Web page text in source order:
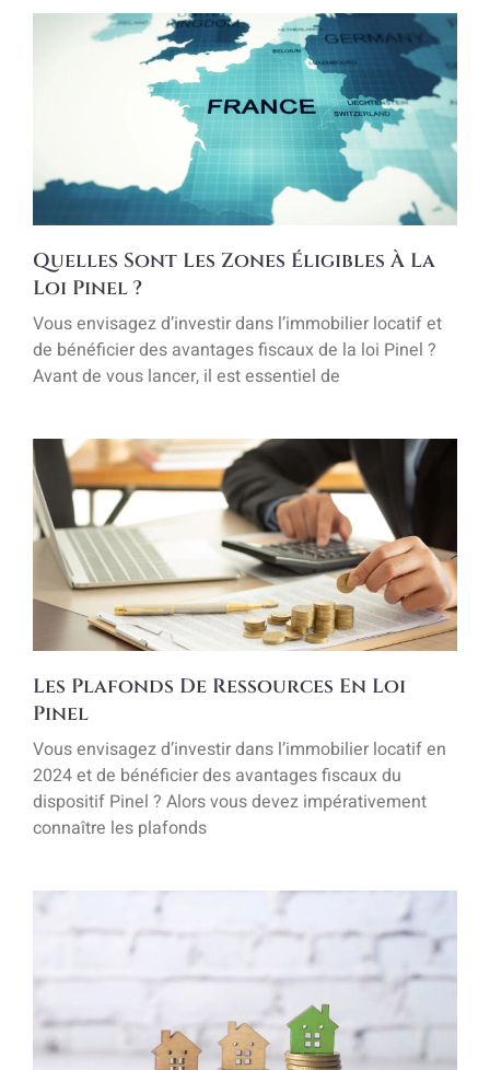
Quelles Sont Les Zones Éligibles À La
Loi Pinel ?
Vous envisagez d’investir dans l’immobilier locatif et
de bénéficier des avantages fiscaux de la loi Pinel ?
Avant de vous lancer, il est essentiel de
Les Plafonds De Ressources En Loi
Pinel
Vous envisagez d’investir dans l’immobilier locatif en
2024 et de bénéficier des avantages fiscaux du
dispositif Pinel ? Alors vous devez impérativement
connaître les plafonds